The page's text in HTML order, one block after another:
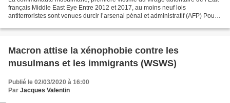
français Middle East Eye Entre 2012 et 2017, au moins neuf lois
antiterroristes sont venues durcir l’arsenal pénal et administratif (AFP) Pour
Macron attise la xénophobie contre les
musulmans et les immigrants (WSWS)
Publié le 02/03/2020 à 16:00
Par Jacques Valentin